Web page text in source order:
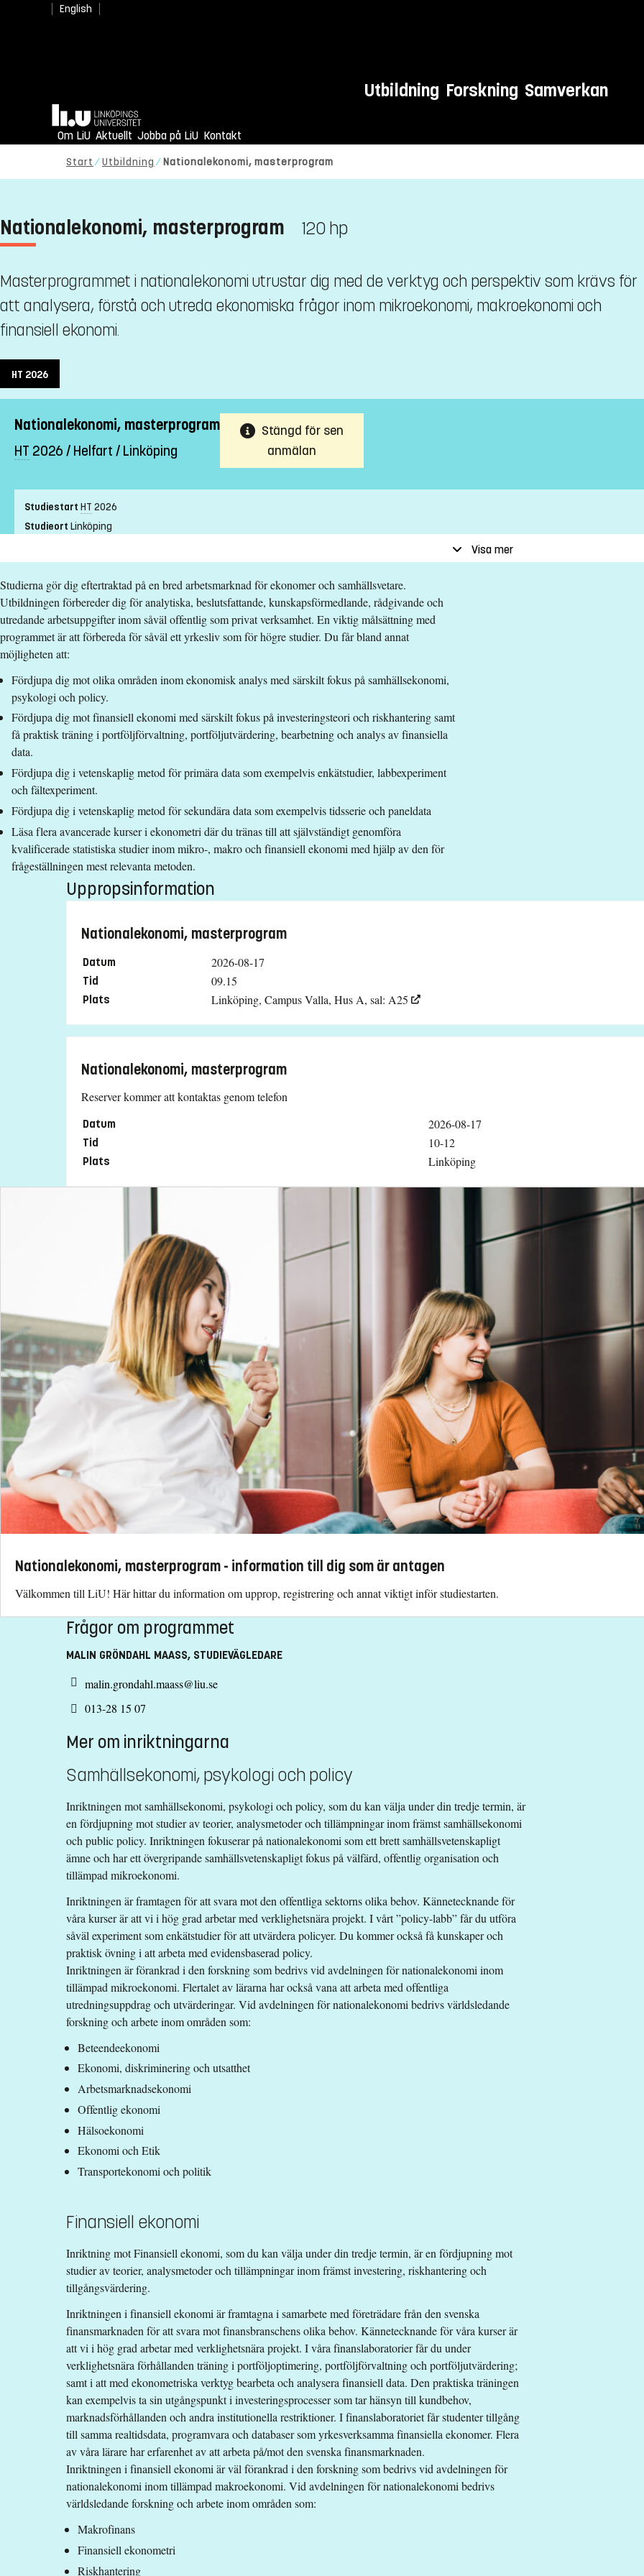
English
Utbildning Forskning Samverkan
Hem
Om LiU Aktuellt Jobba på LiU Kontakt
Start Utbildning Nationalekonomi, masterprogram
Nationalekonomi, masterprogram 120 hp
Masterprogrammet i nationalekonomi utrustar dig med de verktyg och perspektiv som krävs för
att analysera, förstå och utreda ekonomiska frågor inom mikroekonomi, makroekonomi och
finansiell ekonomi.
HT 2026
Nationalekonomi, masterprogram
HT 2026 / Helfart / Linköping
Stängd för sen
anmälan
Studiestart HT 2026
Studieort Linköping
NivåAvancerad nivå
Undervisningsform Campusförlagd
UndervisningsspråkSvenska
AnmälningskodLIU-90011
Kandidatexamen 180 hp i huvudområdet nationalekonomi
eller
Kandidatexamen i annat relevant samhällsvetenskapligt eller beteendevetenskapligt huvudområde, eller motsvarande
samt
Nationalekonomi, grundkurser 30 hp, Nationalekonomi, fortsättningskurser 30 hp och Nationalekonomi, fördjupningskurser 30 hp,
Godkänd svenska och engelska motsvarande grundläggande behörighet på grundnivå
Urvalsgrupper
Urval sker utifrån akademiska poäng (urvalsgrupp APAV)
Examen
Ekonomie masterexamen eller Filosofie masterexamen med huvudområde Nationalekonomi
Studieavgift
Utbildnings- och programplan
Visa mer
Studierna gör dig eftertraktad på en bred arbetsmarknad för ekonomer och samhällsvetare.
Utbildningen förbereder dig för analytiska, beslutsfattande, kunskapsförmedlande, rådgivande och
utredande arbetsuppgifter inom såväl offentlig som privat verksamhet. En viktig målsättning med
programmet är att förbereda för såväl ett yrkesliv som för högre studier. Du får bland annat
möjligheten att:
Fördjupa dig mot olika områden inom ekonomisk analys med särskilt fokus på samhällsekonomi,
psykologi och policy.
Fördjupa dig mot finansiell ekonomi med särskilt fokus på investeringsteori och riskhantering samt
få praktisk träning i portföljförvaltning, portföljutvärdering, bearbetning och analys av finansiella
data.
Fördjupa dig i vetenskaplig metod för primära data som exempelvis enkätstudier, labbexperiment
och fältexperiment.
Fördjupa dig i vetenskaplig metod för sekundära data som exempelvis tidsserie och paneldata
Läsa flera avancerade kurser i ekonometri där du tränas till att självständigt genomföra
kvalificerade statistiska studier inom mikro-, makro och finansiell ekonomi med hjälp av den för
frågeställningen mest relevanta metoden.
Uppropsinformation
Nationalekonomi, masterprogram
Datum 2026-08-17
Tid 09.15
Plats Linköping, Campus Valla, Hus A, sal: A25
Nationalekonomi, masterprogram
Reserver kommer att kontaktas genom telefon
Datum 2026-08-17
Tid 10-12
Plats Linköping
Nationalekonomi, masterprogram - information till dig som är antagen
Välkommen till LiU! Här hittar du information om upprop, registrering och annat viktigt inför studiestarten.
Frågor om programmet
MALIN GRÖNDAHL MAASS, STUDIEVÄGLEDARE
malin.grondahl.maass@liu.se
013-28 15 07
Mer om inriktningarna
Samhällsekonomi, psykologi och policy
Inriktningen mot samhällsekonomi, psykologi och policy, som du kan välja under din tredje termin, är
en fördjupning mot studier av teorier, analysmetoder och tillämpningar inom främst samhällsekonomi
och public policy. Inriktningen fokuserar på nationalekonomi som ett brett samhällsvetenskapligt
ämne och har ett övergripande samhällsvetenskapligt fokus på välfärd, offentlig organisation och
tillämpad mikroekonomi.
Inriktningen är framtagen för att svara mot den offentliga sektorns olika behov. Kännetecknande för
våra kurser är att vi i hög grad arbetar med verklighetsnära projekt. I vårt ”policy-labb” får du utföra
såväl experiment som enkätstudier för att utvärdera policyer. Du kommer också få kunskaper och
praktisk övning i att arbeta med evidensbaserad policy.
Inriktningen är förankrad i den forskning som bedrivs vid avdelningen för nationalekonomi inom
tillämpad mikroekonomi. Flertalet av lärarna har också vana att arbeta med offentliga
utredningsuppdrag och utvärderingar. Vid avdelningen för nationalekonomi bedrivs världsledande
forskning och arbete inom områden som:
Beteendeekonomi
Ekonomi, diskriminering och utsatthet
Arbetsmarknadsekonomi
Offentlig ekonomi
Hälsoekonomi
Ekonomi och Etik
Transportekonomi och politik
Finansiell ekonomi
Inriktning mot Finansiell ekonomi, som du kan välja under din tredje termin, är en fördjupning mot
studier av teorier, analysmetoder och tillämpningar inom främst investering, riskhantering och
tillgångsvärdering.
Inriktningen i finansiell ekonomi är framtagna i samarbete med företrädare från den svenska
finansmarknaden för att svara mot finansbranschens olika behov. Kännetecknande för våra kurser är
att vi i hög grad arbetar med verklighetsnära projekt. I våra finanslaboratorier får du under
verklighetsnära förhållanden träning i portföljoptimering, portföljförvaltning och portföljutvärdering;
samt i att med ekonometriska verktyg bearbeta och analysera finansiell data. Den praktiska träningen
kan exempelvis ta sin utgångspunkt i investeringsprocesser som tar hänsyn till kundbehov,
marknadsförhållanden och andra institutionella restriktioner. I finanslaboratoriet får studenter tillgång
till samma realtidsdata, programvara och databaser som yrkesverksamma finansiella ekonomer. Flera
av våra lärare har erfarenhet av att arbeta på/mot den svenska finansmarknaden.
Inriktningen i finansiell ekonomi är väl förankrad i den forskning som bedrivs vid avdelningen för
nationalekonomi inom tillämpad makroekonomi. Vid avdelningen för nationalekonomi bedrivs
världsledande forskning och arbete inom områden som:
Makrofinans
Finansiell ekonometri
Riskhantering